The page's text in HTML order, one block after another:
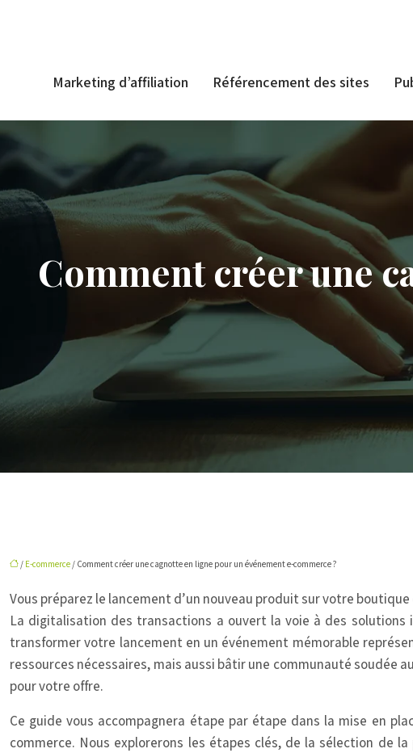
Marketing d’affiliation Référencement des sites
Comment créer une
/ E-commerce / Comment créer une cagnotte en ligne pour un événement e-commerce ?
Vous préparez le lancement d’un nouveau produit sur votre
La digitalisation des transactions a ouvert la voie à des
transformer votre lancement en un événement mémorable
ressources nécessaires, mais aussi bâtir une communauté
pour votre offre.
Ce guide vous accompagnera étape par étape dans la mise en
commerce. Nous explorerons les étapes clés, de la sélection de